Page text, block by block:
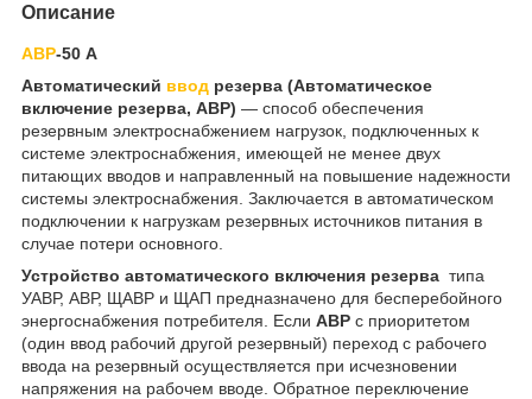
Описание
АВР-50 А
Автоматический ввод резерва (Автоматическое
включение резерва, АВР) — способ обеспечения
резервным электроснабжением нагрузок, подключенных к
системе электроснабжения, имеющей не менее двух
питающих вводов и направленный на повышение надежности
системы электроснабжения. Заключается в автоматическом
подключении к нагрузкам резервных источников питания в
случае потери основного.
Устройство автоматического включения резерва типа
УАВР, АВР, ЩАВР и ЩАП предназначено для бесперебойного
энергоснабжения потребителя. Если АВР с приоритетом
(один ввод рабочий другой резервный) переход с рабочего
ввода на резервный осуществляется при исчезновении
напряжения на рабочем вводе. Обратное переключение